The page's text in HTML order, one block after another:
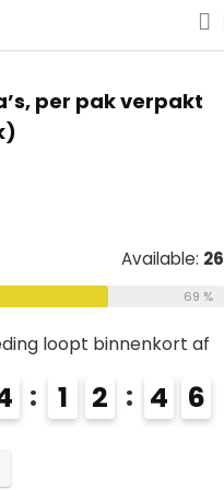
per pak verpakt
Available: 26
69 %
loopt binnenkort af
1 2 4 5